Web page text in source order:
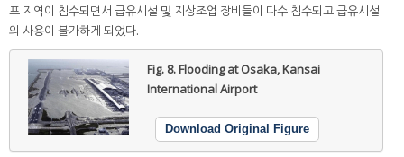
프 지역이 침수되면서 급유시설 및 지상조업 장비들이 다수 침수되고 급유시설
의 사용이 불가하게 되었다.
Fig. 8.Flooding at Osaka, Kansai
International Airport
Download Original Figure